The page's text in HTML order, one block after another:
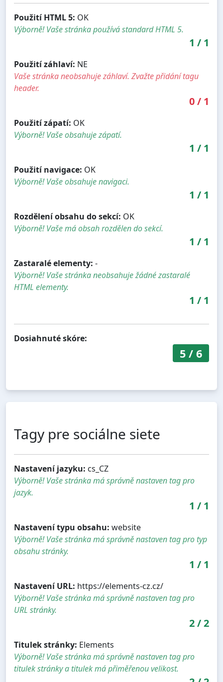
Použití HTML 5: OK
Výborně! Vaše stránka používá standard HTML 5.
1 / 1
Použití záhlaví: NE
Vaše stránka neobsahuje záhlaví. Zvažte přidání tagu
header.
0/ 1
Použití zápatí: OK
Výborně! Vaše obsahuje zápatí.
1 / 1
Použití navigace: OK
Výborně! Vaše obsahuje navigaci.
1 / 1
Rozdělení obsahu do sekcí: OK
Výborně! Vaše má obsah rozdělen do sekcí.
1 / 1
Zastaralé elementy: -
Výborně! Vaše stránka neobsahuje žádné zastaralé
HTML elementy.
1 / 1
Dosiahnuté skóre:
5/ 6
Tagy pre sociálne siete
Nastavení jazyku: cs_CZ
Výborně! Vaše stránka má správně nastaven tag pro
jazyk.
1 / 1
Nastavení typu obsahu: website
Výborně! Vaše stránka má správně nastaven tag pro typ
obsahu stránky.
1 / 1
Nastavení URL: https://elements-cz.cz/
Výborně! Vaše stránka má správně nastaven tag pro
URL stránky.
2/2
Titulek stránky: Elements
Výborně! Vaše stránka má správně nastaven tag pro
titulek stránky a titulek má přiměřenou velikost.